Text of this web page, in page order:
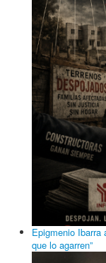
Epigmenio Ibarra
que lo agarren”